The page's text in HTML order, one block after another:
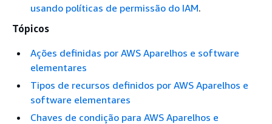
usando políticas de permissão do IAM.
Tópicos
Ações definidas por AWS Aparelhos e software
elementares
Tipos de recursos definidos por AWS Aparelhos e
software elementares
Chaves de condição para AWS Aparelhos e